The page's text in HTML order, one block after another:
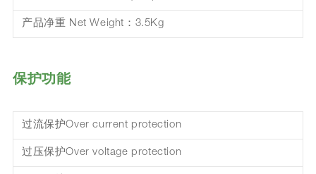
产品净重 Net Weight：3.5Kg
保护功能
过流保护Over current protection
过压保护Over voltage protection